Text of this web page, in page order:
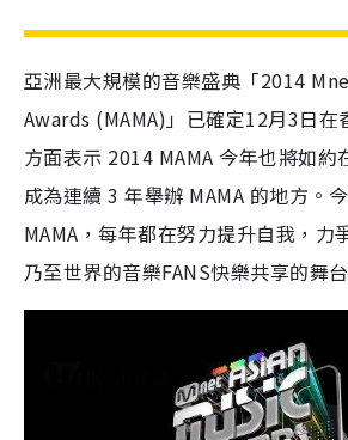
亞洲最大規模的音樂盛典「2014
Awards (MAMA)」已確定12月3日在
方面表示 2014 MAMA 今年也將如約
成為連續 3 年舉辦 MAMA 的地方。
MAMA，每年都在努力提升自我，力
乃至世界的音樂FANS快樂共享的舞台